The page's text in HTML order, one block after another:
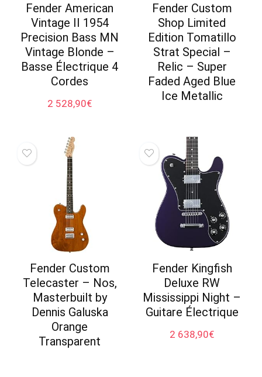
Fender American
Vintage II 1954
Precision Bass MN
Vintage Blonde –
Basse Électrique 4
Cordes
2 528,90€
Fender Custom
Shop Limited
Edition Tomatillo
Strat Special –
Relic – Super
Faded Aged Blue
Ice Metallic
Fender Custom
Telecaster – Nos,
Masterbuilt by
Dennis Galuska
Orange
Transparent
Fender Kingfish
Deluxe RW
Mississippi Night –
Guitare Électrique
2 638,90€